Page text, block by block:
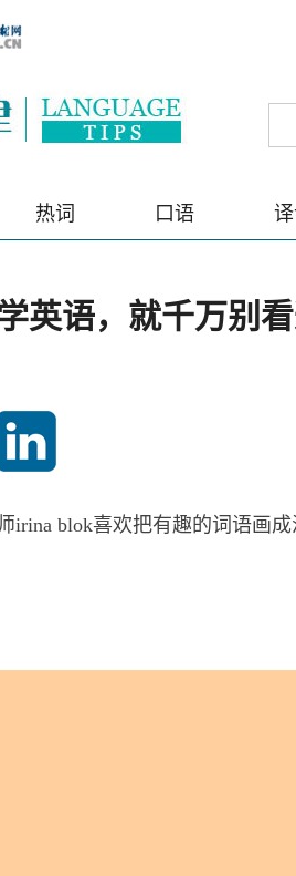
热词 口语 译
英语，就千万别看
irina blok喜欢把有趣的词语画